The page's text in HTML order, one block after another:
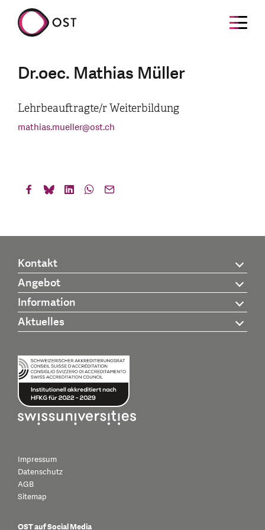
Dr.oec. Mathias Müller
Lehrbeauftragte/r Weiterbildung
mathias.mueller@ost.ch
Kontakt
Angebot
Information
Aktuelles
Impressum
Datenschutz
AGB
Sitemap
OST auf Social Media